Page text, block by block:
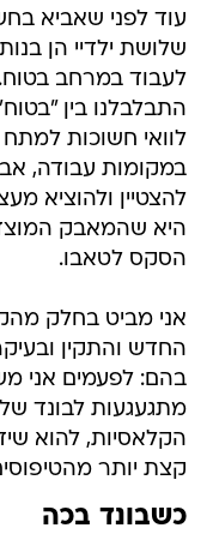
עוד לפני שאביא
שלושת ילדיי הן
לעבוד במרחב
התבלבלנו בין
לוואי חשוכות
במקומות עבודה,
להצטיין ולהוציא
היא שהמאבק
הסקס לטאבו.
אני מביט בחלק
החדש והתקין
בהם: לפעמים אני
מתגעגעות לבונד
הקלאסיות, להוא
קצת יותר
כשבונד בכה